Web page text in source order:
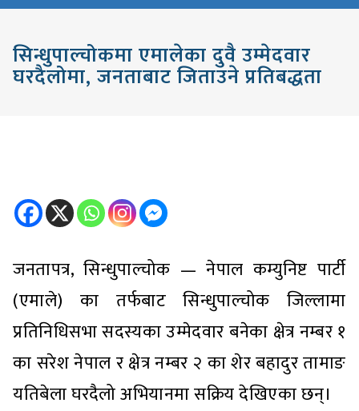
सिन्धुपाल्चोकमा एमालेका दुवै उम्मेदवार
घरदैलोमा, जनताबाट जिताउने प्रतिबद्धता
जनतापत्र, सिन्धुपाल्चोक — नेपाल कम्युनिष्ट पार्टी
(एमाले) का तर्फबाट सिन्धुपाल्चोक जिल्लामा
प्रतिनिधिसभा सदस्यका उम्मेदवार बनेका क्षेत्र नम्बर १
का सरेश नेपाल र क्षेत्र नम्बर २ का शेर बहादुर तामाङ
यतिबेला घरदैलो अभियानमा सक्रिय देखिएका छन्।